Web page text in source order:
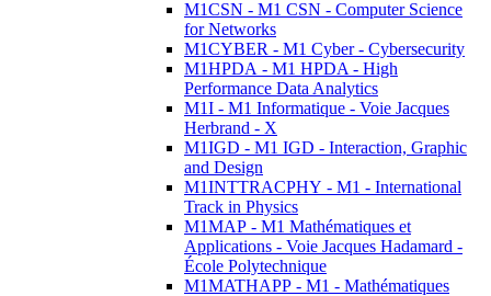
M1CSN - M1 CSN - Computer Science
for Networks
M1CYBER - M1 Cyber - Cybersecurity
M1HPDA - M1 HPDA - High
Performance Data Analytics
M1I - M1 Informatique - Voie Jacques
Herbrand - X
M1IGD - M1 IGD - Interaction, Graphic
and Design
M1INTTRACPHY - M1 - International
Track in Physics
M1MAP - M1 Mathématiques et
Applications - Voie Jacques Hadamard -
École Polytechnique
M1MATHAPP - M1 - Mathématiques